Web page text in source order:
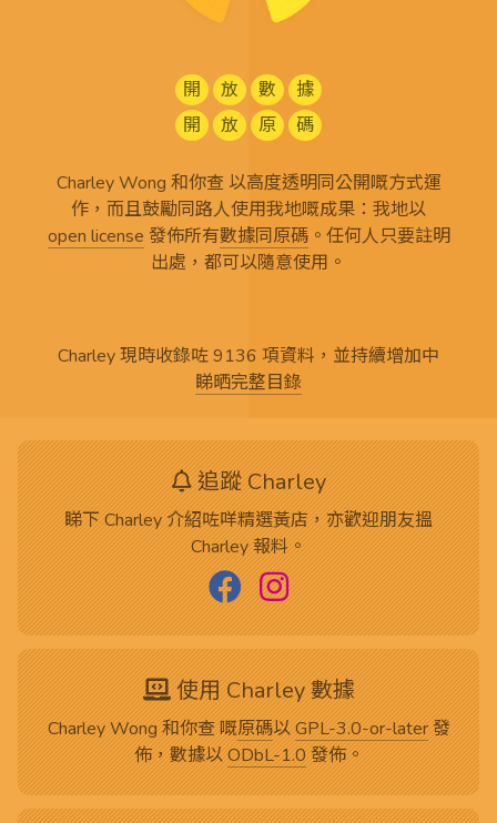
開 放 數
據
開
放 原 碼
Charley Wong 和你查 以高度透明同公開嘅方式運
作，而且鼓勵同路人使用我地嘅成果：我地以
open license 發佈所有數據同原碼。任何人只要註明
出處，都可以隨意使用。
Charley 現時收錄咗 9136 項資料，並持續增加中
睇晒完整目錄
追蹤 Charley
睇下 Charley 介紹咗咩精選黃店，亦歡迎朋友搵
Charley 報料。
使用 Charley 數據
Charley Wong 和你查 嘅原碼以GPL-3.0-or-later發
佈，數據以ODbL-1.0發佈。